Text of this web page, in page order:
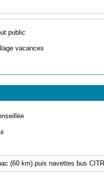
public
vacances
(60 km) puis navettes bus